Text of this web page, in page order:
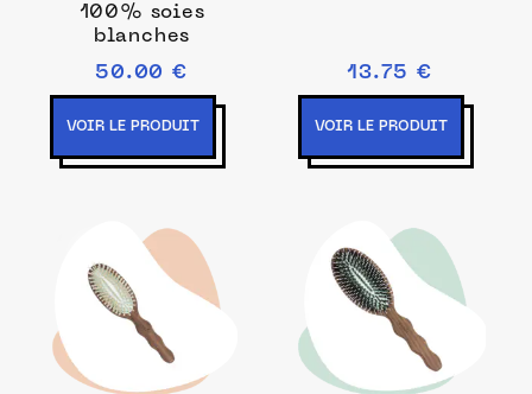
100% soies
blanches
50.00 €
VOIR LE PRODUIT
13.75 €
VOIR LE PRODUIT